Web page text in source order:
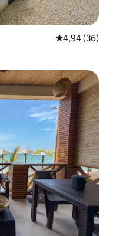
Prosečna
4,94 (36)